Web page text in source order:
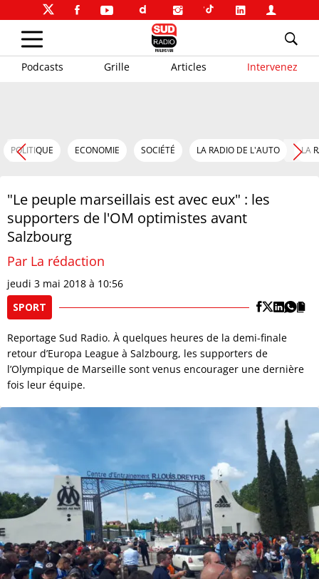
Podcasts Grille Articles Intervenez
POLITIQUE ECONOMIE SOCIÉTÉ LA RADIO DE L'AUTO LA
"Le peuple marseillais est avec eux" : les
supporters de l'OM optimistes avant
Salzbourg
Par La rédaction
jeudi 3 mai 2018 à 10:56
SPORT
Reportage Sud Radio. À quelques heures de la demi-finale
retour d’Europa League à Salzbourg, les supporters de
l’Olympique de Marseille sont venus encourager une dernière
fois leur équipe.